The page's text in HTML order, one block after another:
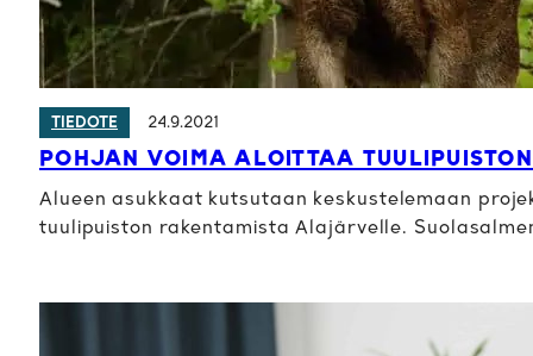
TIEDOTE 24.9.2021
POHJAN VOIMA ALOITTAA
Alueen asukkaat kutsutaan keskustelemaan
tuulipuiston rakentamista Alajärvelle.